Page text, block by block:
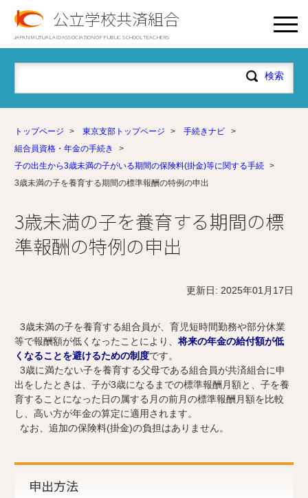
公立学校共済組合
JAPAN MUTUAL AID ASSOCIATION OF PUBLIC SCHOOL TEACHERS
トップページ > 東京支部トップページ > 手続きナビ
>
組合員資格・年金の手続き
>
子の出生から3歳未満の子がいる期間の保険料(掛金)等に関する手続 >
3歳未満の子を養育する期間の標準報酬の特例の申出
3歳未満の子を養育する期間の標
準報酬の特例の申出
更新日: 2025年01月17日
3歳未満の子を養育する組合員が、育児短時間勤務や部分休業
等で報酬額が低くなったことにより、将来の年金の給付額が低
くなることを避けるための制度です。
3歳に満たない子を養育する父母である組合員が共済組合に申
出をしたときは、子が3歳になるまでの標準報酬月額と、子を養
育することになった日の属する月の前月の標準報酬月額を比較
し、高い方が年金の算定に適用されます。
なお、追加の保険料(掛金)の負担はありません。
申出方法